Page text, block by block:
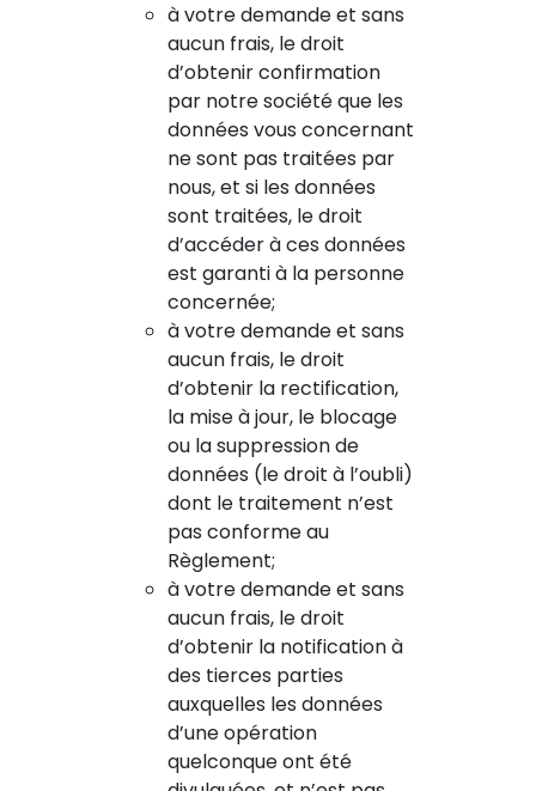
à votre demande et sans
aucun frais, le droit
d’obtenir confirmation
par notre société que les
données vous concernant
ne sont pas traitées par
nous, et si les données
sont traitées, le droit
d’accéder à ces données
est garanti à la personne
concernée;
à votre demande et sans
aucun frais, le droit
d’obtenir la rectification,
la mise à jour, le blocage
ou la suppression de
données (le droit à l’oubli)
dont le traitement n’est
pas conforme au
Règlement;
à votre demande et sans
aucun frais, le droit
d’obtenir la notification à
des tierces parties
auxquelles les données
d’une opération
quelconque ont été